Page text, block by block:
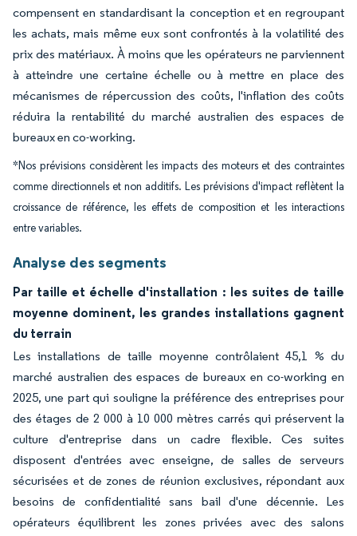
compensent en standardisant la conception et en regroupant
les achats, mais même eux sont confrontés à la volatilité des
prix des matériaux. À moins que les opérateurs ne parviennent
à atteindre une certaine échelle ou à mettre en place des
mécanismes de répercussion des coûts, l'inflation des coûts
réduira la rentabilité du marché australien des espaces de
bureaux en co-working.
*Nos prévisions considèrent les impacts des moteurs et des contraintes
comme directionnels et non additifs. Les prévisions d'impact reflètent la
croissance de référence, les effets de composition et les interactions
entre variables.
Analyse des segments
Par taille et échelle d'installation : les suites de taille
moyenne dominent, les grandes installations gagnent
du terrain
Les installations de taille moyenne contrôlaient 45,1 % du
marché australien des espaces de bureaux en co-working en
2025, une part qui souligne la préférence des entreprises pour
des étages de 2 000 à 10 000 mètres carrés qui préservent la
culture d'entreprise dans un cadre flexible. Ces suites
disposent d'entrées avec enseigne, de salles de serveurs
sécurisées et de zones de réunion exclusives, répondant aux
besoins de confidentialité sans bail d'une décennie. Les
opérateurs équilibrent les zones privées avec des salons